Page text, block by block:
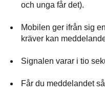
och unga får det).
Mobilen ger ifrån sig
kräver kan
Signalen varar i tio
Får du meddelandet